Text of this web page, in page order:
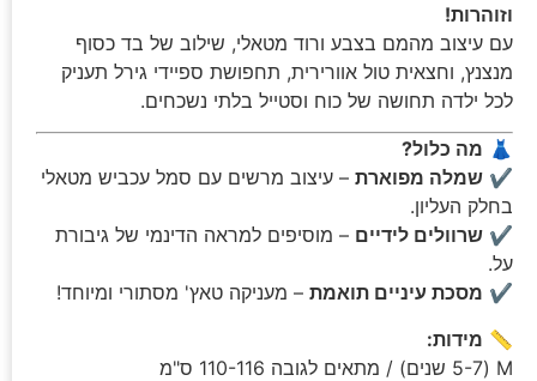
וזוהרות!
עם עיצוב מהמם בצבע ורוד מטאלי, שילוב של בד כסוף
מנצנץ, וחצאית טול אוורירית, תחפושת ספיידי גירל תעניק
לכל ילדה תחושה של כוח וסטייל בלתי נשכחים.
👗 מה כלול?
✔️ שמלה מפוארת – עיצוב מרשים עם סמל עכביש מטאלי
בחלק העליון.
✔️ שרוולים לידיים – מוסיפים למראה הדינמי של גיבורת
על.
✔️ מסכת עיניים תואמת – מעניקה טאץ' מסתורי ומיוחד!
📏 מידות:
M (5-7 שנים) / מתאים לגובה 110-116 ס"מ